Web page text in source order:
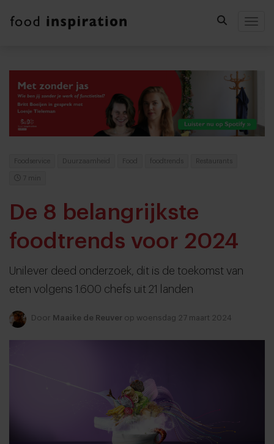
Foodservice Duurzaamheid Food foodtrends Restaurants
7 min
De 8 belangrijkste
foodtrends voor 2024
Unilever deed onderzoek, dit is de toekomst van
eten volgens 1.600 chefs uit 21 landen
Door Maaike de Reuver op woensdag 27 maart 2024